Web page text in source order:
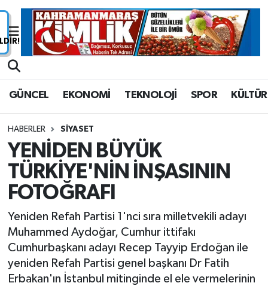
GÜNCEL EKONOMİ TEKNOLOJİ SPOR KÜLTÜR
HABERLER SİYASET
YENİDEN BÜYÜK
TÜRKİYE'NİN İNŞASININ
FOTOĞRAFI
Yeniden Refah Partisi 1'nci sıra milletvekili adayı
Muhammed Aydoğar, Cumhur ittifakı
Cumhurbaşkanı adayı Recep Tayyip Erdoğan ile
yeniden Refah Partisi genel başkanı Dr Fatih
Erbakan'ın İstanbul mitinginde el ele vermelerinin
Nöbetçi Eczaneler
Trafik Durumu
Süper Lig Puan Durumu ve Fikstür
Tüm Manşetler
Son Dakika Haberleri
Haber Arşivi